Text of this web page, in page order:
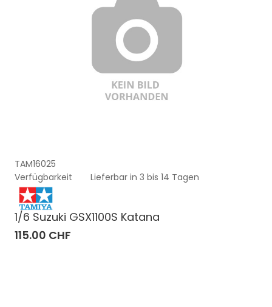
TAM16025
Verfügbarkeit
Lieferbar in 3 bis 14 Tagen
1/6 Suzuki GSX1100S Katana
115.00 CHF